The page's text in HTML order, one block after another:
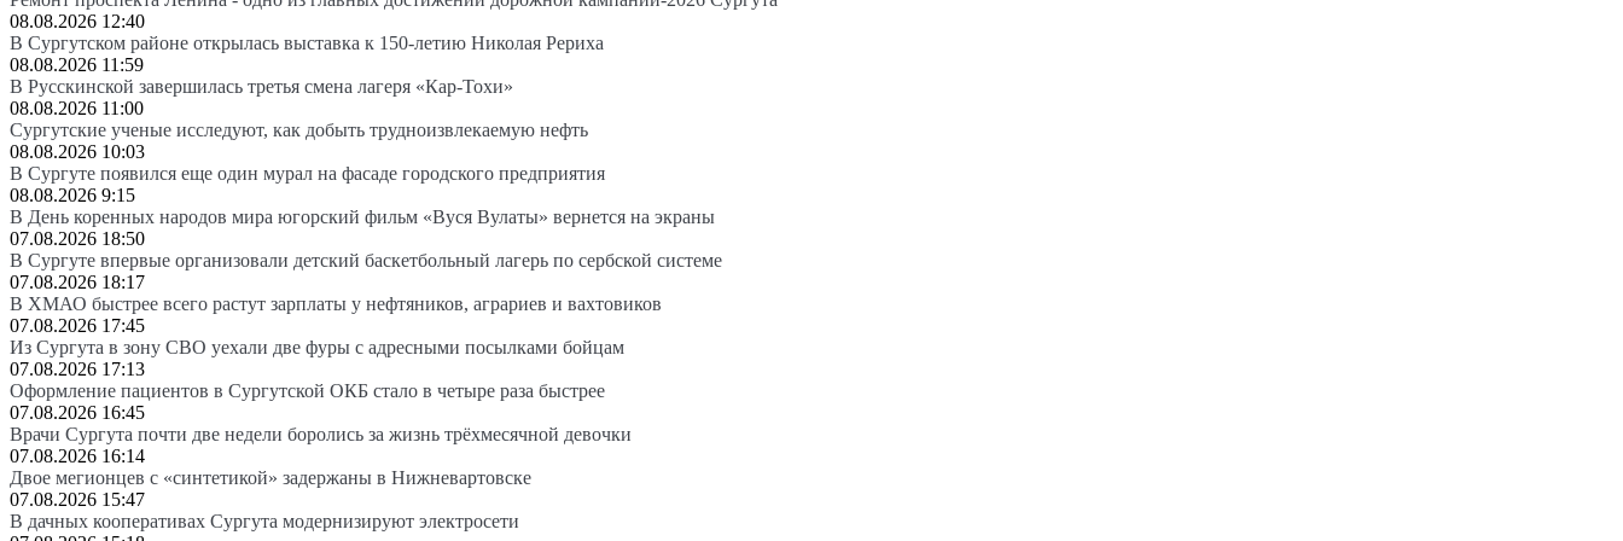
08.08.2026 12:40
В Сургутском районе открылась выставка к 150-летию Николая Рериха
08.08.2026 11:59
В Русскинской завершилась третья смена лагеря «Кар-Тохи»
08.08.2026 11:00
Сургутские ученые исследуют, как добыть трудноизвлекаемую нефть
08.08.2026 10:03
В Сургуте появился еще один мурал на фасаде городского предприятия
08.08.2026 9:15
В День коренных народов мира югорский фильм «Вуся Вулаты» вернется на экраны
07.08.2026 18:50
В Сургуте впервые организовали детский баскетбольный лагерь по сербской системе
07.08.2026 18:17
В ХМАО быстрее всего растут зарплаты у нефтяников, аграриев и вахтовиков
07.08.2026 17:45
Из Сургута в зону СВО уехали две фуры с адресными посылками бойцам
07.08.2026 17:13
Оформление пациентов в Сургутской ОКБ стало в четыре раза быстрее
07.08.2026 16:45
Врачи Сургута почти две недели боролись за жизнь трёхмесячной девочки
07.08.2026 16:14
Двое мегионцев с «синтетикой» задержаны в Нижневартовске
07.08.2026 15:47
В дачных кооперативах Сургута модернизируют электросети